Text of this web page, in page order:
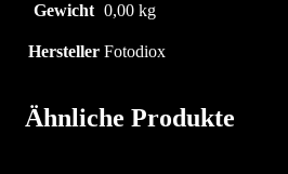
Gewicht 0,00 kg
Hersteller Fotodiox
Ähnliche Produkte